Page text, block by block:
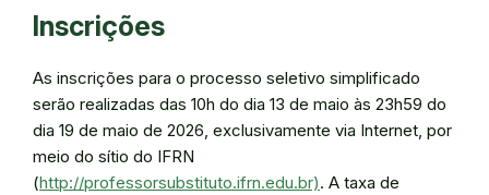
Inscrições
As inscrições para o processo seletivo simplificado
serão realizadas das 10h do dia 13 de maio às 23h59 do
dia 19 de maio de 2026, exclusivamente via Internet, por
meio do sítio do IFRN
(http://professorsubstituto.ifrn.edu.br). A taxa de